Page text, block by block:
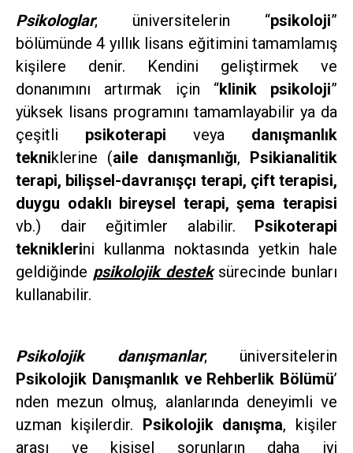
Psikologlar; üniversitelerin “psikoloji”
bölümünde 4 yıllık lisans eğitimini tamamlamış
kişilere denir. Kendini geliştirmek ve
donanımını artırmak için “klinik psikoloji”
yüksek lisans programını tamamlayabilir ya da
çeşitli psikoterapi veya danışmanlık
tekniklerine (aile danışmanlığı, Psikianalitik
terapi, bilişsel-davranışçı terapi, çift terapisi,
duygu odaklı bireysel terapi, şema terapisi
vb.) dair eğitimler alabilir. Psikoterapi
tekniklerini kullanma noktasında yetkin hale
geldiğinde psikolojik desteksürecinde bunları
kullanabilir.
Psikolojik danışmanlar; üniversitelerin
Psikolojik Danışmanlık ve Rehberlik Bölümü’
nden mezun olmuş, alanlarında deneyimli ve
uzman kişilerdir. Psikolojik danışma, kişiler
arası ve kişisel sorunların daha iyi